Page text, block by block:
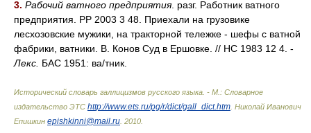
3. Рабочий ватного предприятия. разг. Работник ватного
предприятия. РР 2003 3 48. Приехали на грузовике
лесхозовские мужики, на тракторной тележке - шефы с ватной
фабрики, ватники. В. Конов Суд в Ершовке. // НС 1983 12 4. -
Лекс. БАС 1951: ва/тник.
Исторический словарь галлицизмов русского языка. - М.: Словарное
издательство ЭТС http://www.ets.ru/pg/r/dict/gall_dict.htm Николай Иванович
Епишкин epishkinni@mail.ru 2010